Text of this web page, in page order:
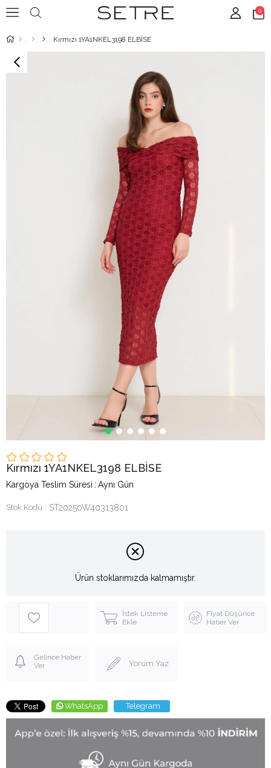
0
Kırmızı 1YA1NKEL3198 ELBİSE
Kırmızı 1YA1NKEL3198 ELBİSE
Kargoya Teslim Süresi : Aynı Gün
Stok Kodu ST20250W40313801
Ürün stoklarımızda kalmamıştır.
İstek Listeme
Ekle
Fiyat Düşünce
Haber Ver
Gelince Haber
Ver
Yorum Yaz
WhatsApp Telegram